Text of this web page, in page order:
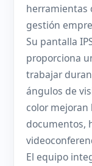
herramientas
gestión
Su pantalla
proporciona
trabajar
ángulos de
color mejoran
documentos,
El equipo